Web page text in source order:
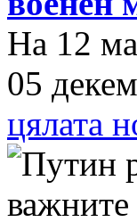
На 12
05
цялата